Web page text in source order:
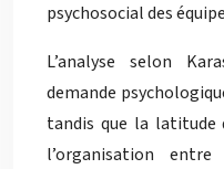
psychosocial des
L’analyse selon
demande
tandis que la latitude
l’organisation